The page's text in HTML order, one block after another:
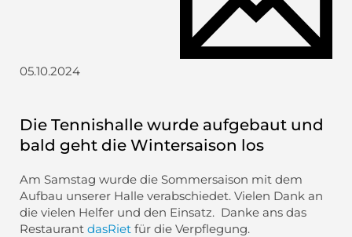
05.10.2024
Die Tennishalle wurde aufgebaut und
bald geht die Wintersaison los
Am Samstag wurde die Sommersaison mit dem
Aufbau unserer Halle verabschiedet. Vielen Dank an
die vielen Helfer und den Einsatz. Danke ans das
Restaurant dasRiet für die Verpflegung.